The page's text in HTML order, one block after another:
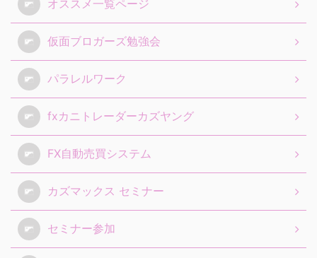
オススメ一覧ページ
仮面ブロガーズ勉強会
パラレルワーク
fxカニトレーダーカズヤング
FX自動売買システム
カズマックス セミナー
セミナー参加